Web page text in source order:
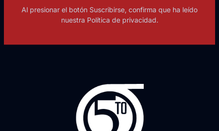
Al presionar el botón Suscribirse, confirma que ha leído
nuestra Política de privacidad.